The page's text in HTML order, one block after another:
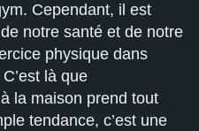
Cependant, il est
notre santé et de notre
physique dans
là que
à la maison prend tout
tendance, c’est une